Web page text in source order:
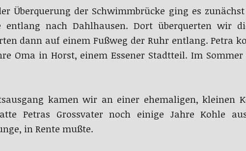
Überquerung der Schwimmbrücke ging es
entlang nach Dahlhausen. Dort überquerten wir
dann auf einem Fußweg der Ruhr entlang. Petra
Oma in Horst, einem Essener Stadtteil. Im
kamen wir an einer ehemaligen, kleinen
Petras Grossvater noch einige Jahre Kohle
in Rente mußte.